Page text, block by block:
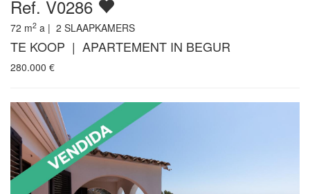
Ref. V0286
72 m2 a | 2 SLAAPKAMERS
TE KOOP | APARTEMENT IN BEGUR
280.000 €